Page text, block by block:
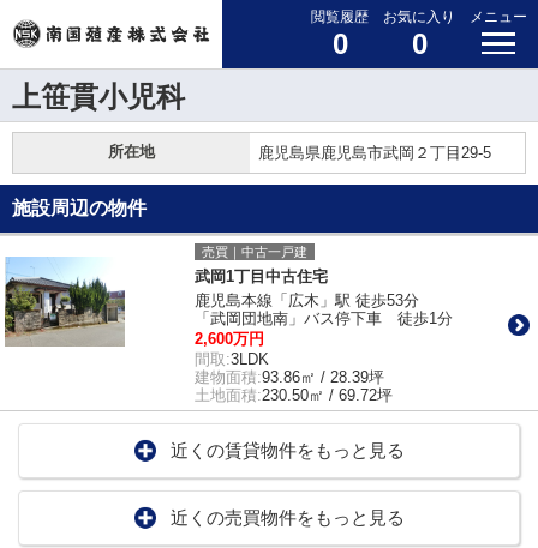
閲覧履歴
0
お気に入り
0
メニュー
上笹貫小児科
所在地 鹿児島県鹿児島市武岡２丁目29-5
施設周辺の物件
売買｜中古一戸建
武岡1丁目中古住宅
鹿児島本線「広木」駅 徒歩53分
「武岡団地南」バス停下車 徒歩1分
2,600万円
間取:3LDK
建物面積:93.86㎡ / 28.39坪
土地面積:230.50㎡ / 69.72坪
近くの賃貸物件をもっと見る
近くの売買物件をもっと見る